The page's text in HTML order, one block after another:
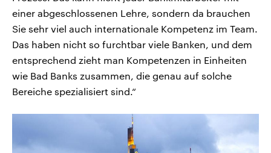
einer abgeschlossenen Lehre, sondern da brauchen
Sie sehr viel auch internationale Kompetenz im Team.
Das haben nicht so furchtbar viele Banken, und dem
entsprechend zieht man Kompetenzen in Einheiten
wie Bad Banks zusammen, die genau auf solche
Bereiche spezialisiert sind.“